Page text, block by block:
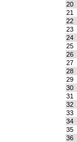
20
21
22
23
24
25
26
27
28
29
30
31
32
33
34
35
36